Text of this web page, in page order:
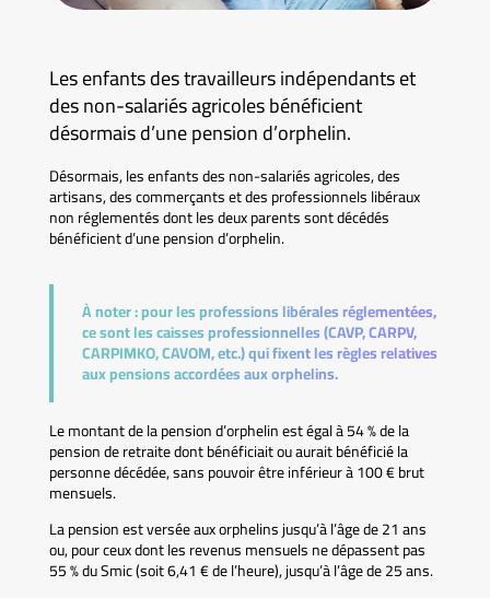
Les enfants des travailleurs indépendants et
des non-salariés agricoles bénéficient
désormais d’une pension d’orphelin.
Désormais, les enfants des non-salariés agricoles, des
artisans, des commerçants et des professionnels libéraux
non réglementés dont les deux parents sont décédés
bénéficient d’une pension d’orphelin.
À noter :pour les professions libérales réglementées,
ce sont les caisses professionnelles (CAVP, CARPV,
CARPIMKO, CAVOM, etc.) qui fixent les règles relatives
aux pensions accordées aux orphelins.
Le montant de la pension d’orphelin est égal à 54 % de la
pension de retraite dont bénéficiait ou aurait bénéficié la
personne décédée, sans pouvoir être inférieur à 100 € brut
mensuels.
La pension est versée aux orphelins jusqu’à l’âge de 21 ans
ou, pour ceux dont les revenus mensuels ne dépassent pas
55 % du Smic (soit 6,41 € de l’heure), jusqu’à l’âge de 25 ans.